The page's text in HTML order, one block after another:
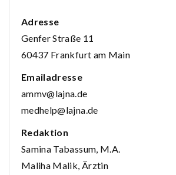
Adresse
Genfer Straße 11
60437 Frankfurt am Main
Emailadresse
ammv@lajna.de
medhelp@lajna.de
Redaktion
Samina Tabassum, M.A.
Maliha Malik, Ärztin